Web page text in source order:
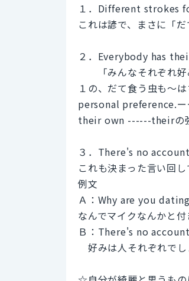
１．Different strokes
これは諺で、まさに「
２．Everybody has
「みんなそれぞれ好
１の、だて食う虫も～
personal preference.ー
their own ------theirの
３．There's no
これも決まった言い回
例文
Ａ：Why are you
なんでマイクなんかと
Ｂ：There's no
好みは人それぞれでし